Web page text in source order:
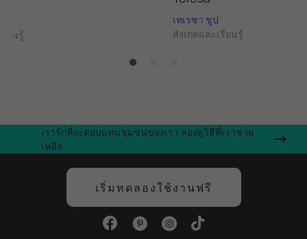
ยนรู้
เทเรซา ชูป
สังเกตและเรียนรู้
เรารักที่จะตอบแทนชุมชนของเรา ลองดูวิธีที่เราช่วย
เหลือ
เริ่มทดลองใช้งานฟรี